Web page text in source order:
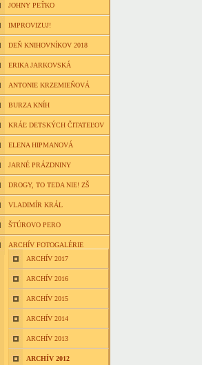
JOHNY PEŤKO
IMPROVIZUJ!
DEŇ KNIHOVNÍKOV 2018
ERIKA JARKOVSKÁ
ANTONIE KRZEMIEŇOVÁ
BURZA KNÍH
KRÁĽ DETSKÝCH ČITATEĽOV
ELENA HIPMANOVÁ
JARNÉ PRÁZDNINY
DROGY, TO TEDA NIE! ZŠ
VLADIMÍR KRÁL
ŠTÚROVO PERO
ARCHÍV FOTOGALÉRIE
ARCHÍV 2017
ARCHÍV 2016
ARCHÍV 2015
ARCHÍV 2014
ARCHÍV 2013
ARCHÍV 2012